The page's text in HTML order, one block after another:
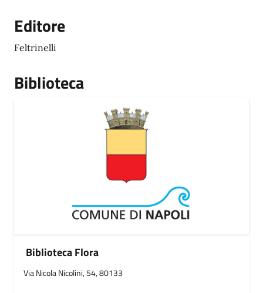
Editore
Feltrinelli
Biblioteca
Biblioteca Flora
Via Nicola Nicolini, 54, 80133